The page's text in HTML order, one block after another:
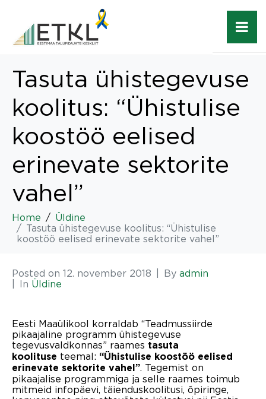
Tasuta ühistegevuse
koolitus: “Ühistulise
koostöö eelised
erinevate sektorite
vahel”
Home
Üldine
Tasuta ühistegevuse koolitus: “Ühistulise
koostöö eelised erinevate sektorite vahel”
Posted on 12. november 2018 By admin
In Üldine
Eesti Maaülikool korraldab “Teadmussiirde
pikaajaline programm ühistegevuse
tegevusvaldkonnas” raames tasuta
koolituse teemal: “Ühistulise koostöö eelised
erinevate sektorite vahel”. Tegemist on
pikaajalise programmiga ja selle raames toimub
mitmeid infopäevi, täienduskoolitusi, õpiringe,